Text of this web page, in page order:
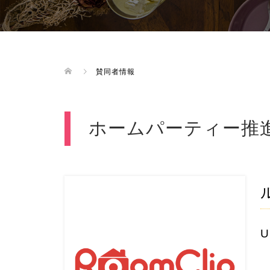
賛同者情報
ホームパーティー推